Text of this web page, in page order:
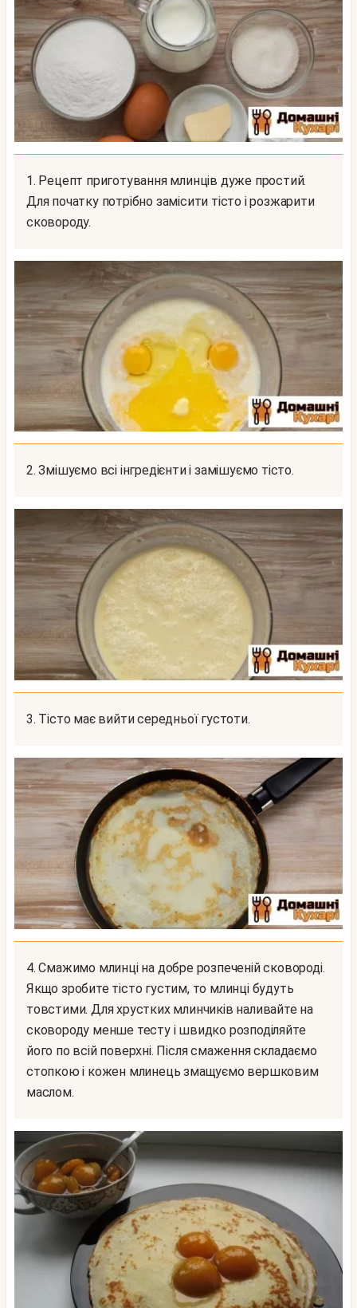
1. Рецепт приготування млинців дуже простий.
Для початку потрібно замісити тісто і розжарити
сковороду.
2. Змішуємо всі інгредієнти і замішуємо тісто.
3. Тісто має вийти середньої густоти.
4. Смажимо млинці на добре розпеченій сковороді.
Якщо зробите тісто густим, то млинці будуть
товстими. Для хрустких млинчиків наливайте на
сковороду менше тесту і швидко розподіляйте
його по всій поверхні. Після смаження складаємо
стопкою і кожен млинець змащуємо вершковим
маслом.